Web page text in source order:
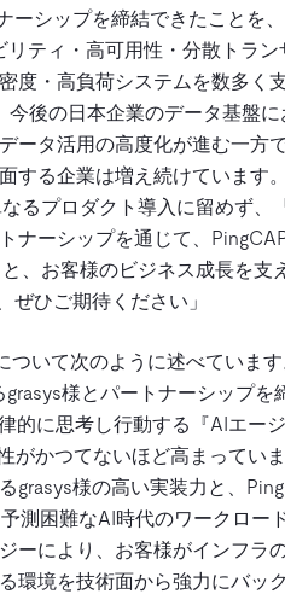
ーシップを締結できたことを
ティ・高可用性・分散トラ
度・高負荷システムを数多く
後の日本企業のデータ基盤
ータ活用の高度化が進む一方
する企業は増え続けています
るプロダクト導入に留めず、
ナーシップを通じて、
、お客様のビジネス成長を支
ひご期待ください」
ついて次のように述べていま
様とパートナーシップを
的に思考し行動する『AIエー
がかつてないほど高まってい
grasys様の高い実装力と、
測困難なAI時代のワークロー
ーにより、お客様がインフラ
環境を技術面から強力にバッ